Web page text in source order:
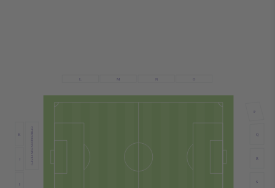
O
N
M
S
R
Q
P
GÄSTANDE SUPPORTRAR
K
J